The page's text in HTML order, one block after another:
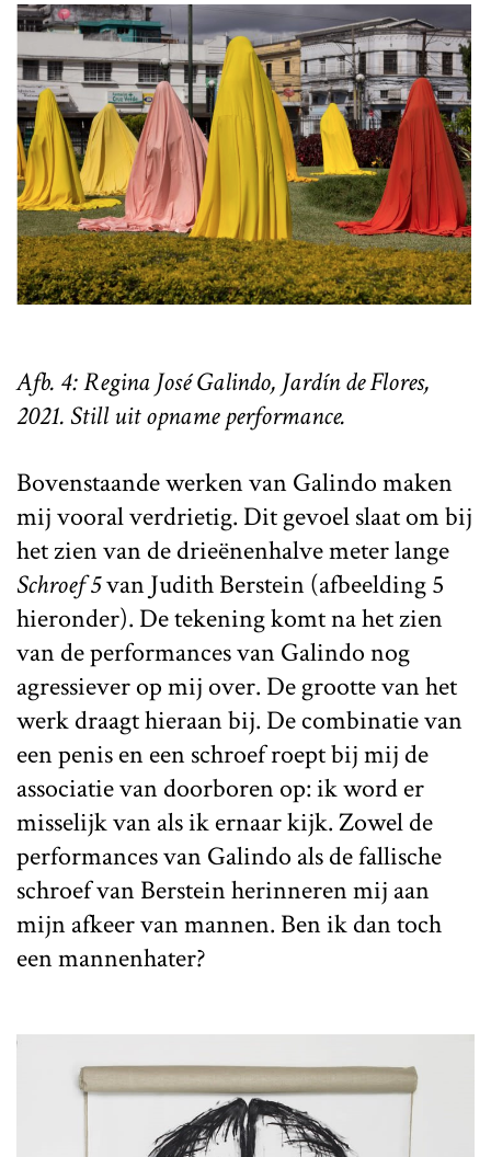
Afb. 4: Regina José Galindo, Jardín de Flores,
2021. Still uit opname performance.
Bovenstaande werken van Galindo maken
mij vooral verdrietig. Dit gevoel slaat om bij
het zien van de drieënenhalve meter lange
Schroef 5van Judith Berstein (afbeelding 5
hieronder). De tekening komt na het zien
van de performances van Galindo nog
agressiever op mij over. De grootte van het
werk draagt hieraan bij. De combinatie van
een penis en een schroef roept bij mij de
associatie van doorboren op: ik word er
misselijk van als ik ernaar kijk. Zowel de
performances van Galindo als de fallische
schroef van Berstein herinneren mij aan
mijn afkeer van mannen. Ben ik dan toch
een mannenhater?